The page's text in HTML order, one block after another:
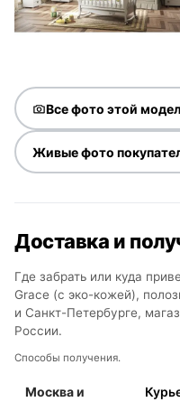
Все фото этой
Живые фото
Доставка и
Где забрать или куда
Grace (с эко-кожей),
и Санкт-Петербурге,
России.
Способы получения.
Москва и